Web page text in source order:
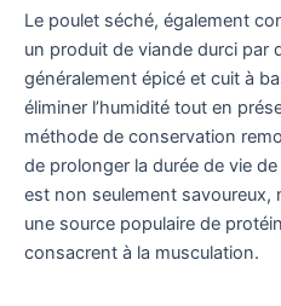
Le poulet séché, également
un produit de viande durci par
généralement épicé et cuit à
éliminer l’humidité tout en
méthode de conservation
de prolonger la durée de vie
est non seulement savoureux,
une source populaire de
consacrent à la musculation.